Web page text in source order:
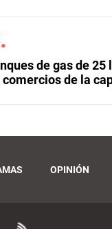
de gas de
comercios de la
OPINIÓN